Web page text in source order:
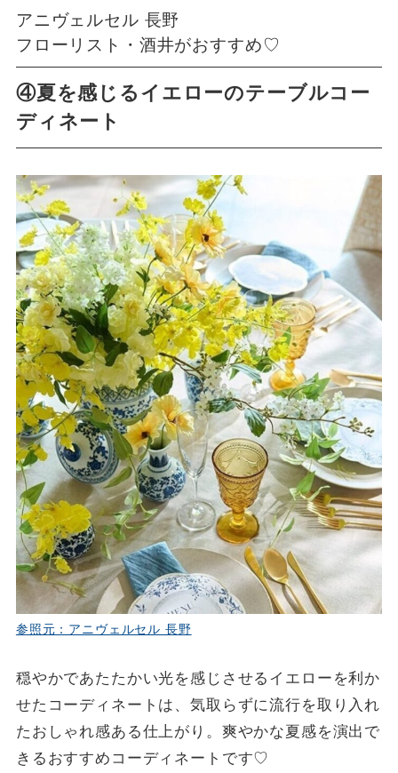
アニヴェルセル 長野
フローリスト・酒井がおすすめ♡
④夏を感じるイエローのテーブルコー
ディネート
参照元：アニヴェルセル 長野
穏やかであたたかい光を感じさせるイエローを利か
せたコーディネートは、気取らずに流行を取り入れ
たおしゃれ感ある仕上がり。爽やかな夏感を演出で
きるおすすめコーディネートです♡